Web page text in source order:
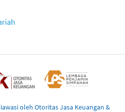
oleh Otoritas Jasa Keuangan &